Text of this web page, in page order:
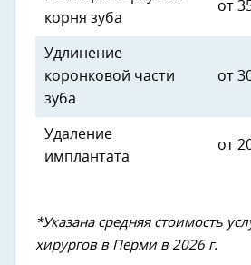
корня зуба
от
Удлинение
коронковой части
зуба
от
Удаление
имплантата
от
*Указана средняя стоимость
хирургов в Перми в 2026 г.